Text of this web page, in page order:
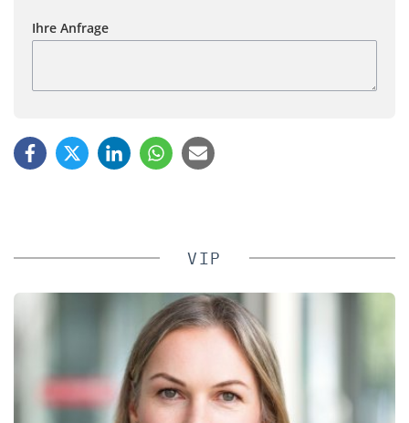
Ihre Anfrage
VIP